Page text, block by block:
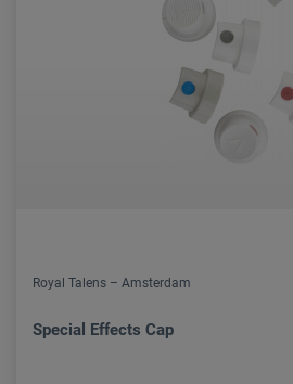
Royal Talens – Amsterdam
Special Effects Cap